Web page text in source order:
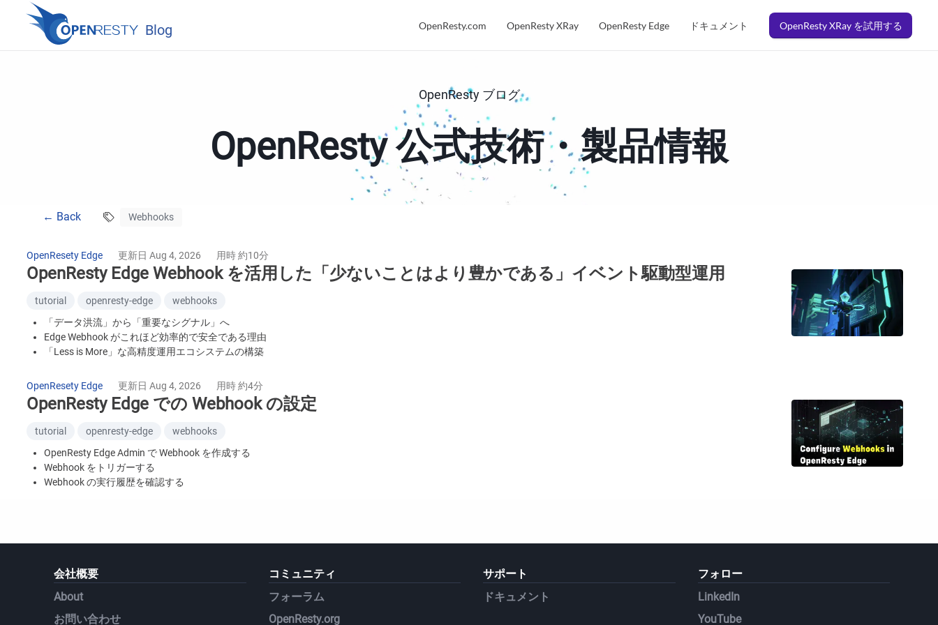
Blog OpenResty.com OpenResty XRay OpenResty Edge ドキュメント OpenResty XRay を試用する
OpenResty ブログ
OpenResty 公式技術・製品情報
← Back Webhooks
OpenResety Edge 更新日 Aug 4, 2026 用時 約10分
OpenResty Edge Webhook を活用した「少ないことはより豊かである」イベント駆動型運用
tutorial openresty-edge
webhooks
「データ洪流」から「重要なシグナル」へ
Edge Webhook がこれほど効率的で安全である理由
「Less is More」な高精度運用エコシステムの構築
OpenResety Edge
更新日 Aug 4, 2026 用時 約4分
OpenResty Edge での Webhook の設定
tutorial openresty-edge
webhooks
OpenResty Edge Admin で Webhook を作成する
Webhook をトリガーする
Webhook の実行履歴を確認する
会社概要
About
お問い合わせ
コミュニティ
フォーラム
OpenResty.org
サポート
ドキュメント
フォロー
LinkedIn
YouTube